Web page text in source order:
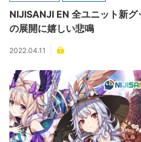
NIJISANJI EN 全ユニット新
の展開に嬉しい悲鳴
2022.04.11